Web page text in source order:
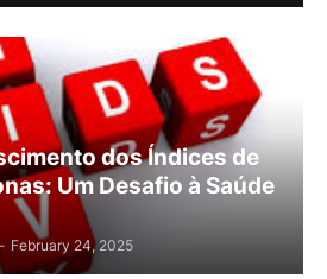
dos Índices de
Um Desafio à Saúde
- February 24, 2025